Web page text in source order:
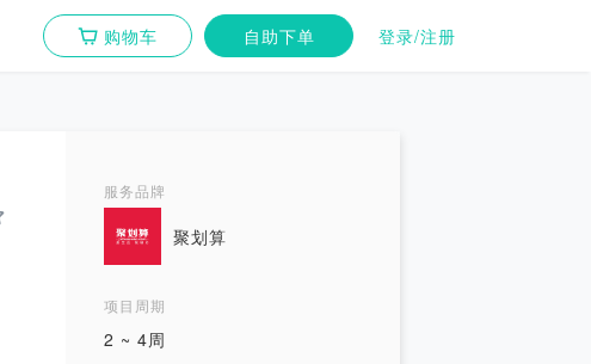
购物车 自助下单 登录/注册
服务品牌
聚划算
项目周期
2 ~ 4周